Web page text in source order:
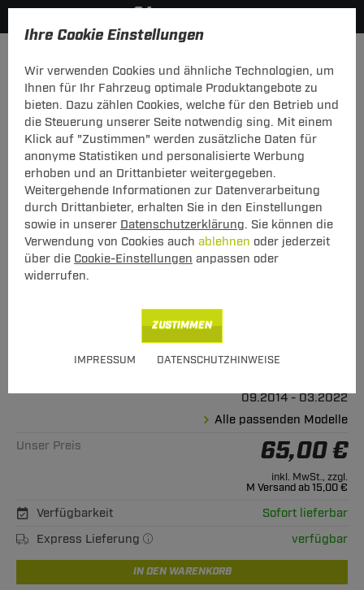
Ihre Cookie Einstellungen
Wir verwenden Cookies und ähnliche Technologien, um
Ihnen für Ihr Fahrzeug optimale Produktangebote zu
bieten. Dazu zählen Cookies, welche für den Betrieb und
die Steuerung unserer Seite notwendig sing. Mit einem
Klick auf "Zustimmen" werden zusätzliche Daten für
anonyme Statistiken und personalisierte Werbung
erhoben und an Drittanbieter weitergegeben.
Weitergehende Informationen zur Datenverarbeitung
durch Drittanbieter, erhalten Sie in den Einstellungen
sowie in unserer Datenschutzerklärung. Sie können die
Verwendung von Cookies auch ablehnen oder jederzeit
über die Cookie-Einstellungen anpassen oder
widerrufen.
IMPRESSUM DATENSCHUTZHINWEISE
ZUSTIMMEN
Hier geht's zur Fahrzeugübersicht: Ford Mondeo Turnier (Kombi)
G3 Dachträger Clop Ford Mondeo
Turnier (Kombi) 09.2014 - 03.2022
mit geschlossener Dachreling
Geeignet für
09.2014 - 03.2022
Alle passenden Modelle
Unser Preis
65,00 €
inkl. MwSt., zzgl.
M Versand ab 15,00 €
Verfügbarkeit
Sofort lieferbar
Express Lieferung
verfügbar
IN DEN WARENKORB